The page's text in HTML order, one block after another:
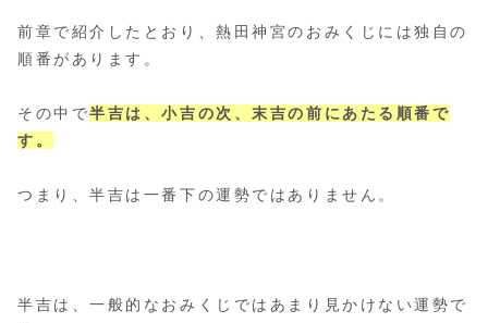
前章で紹介したとおり、熱田神宮のおみくじには独自の
順番があります。
その中で半吉は、小吉の次、末吉の前にあたる順番で
す。
つまり、半吉は一番下の運勢ではありません。
半吉は、一般的なおみくじではあまり見かけない運勢で